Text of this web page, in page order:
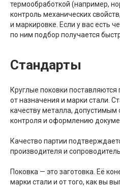
термообработкой (например,
контроль механических
и маркировке. Если у вас есть
по ним подбор получается
Стандарты
Круглые поковки
от назначения и марки стали.
качеству металла,
контроля и оформлению
Качество партии
производителя и
Поковка — это заготовка. Её
марки стали и от того, как вы